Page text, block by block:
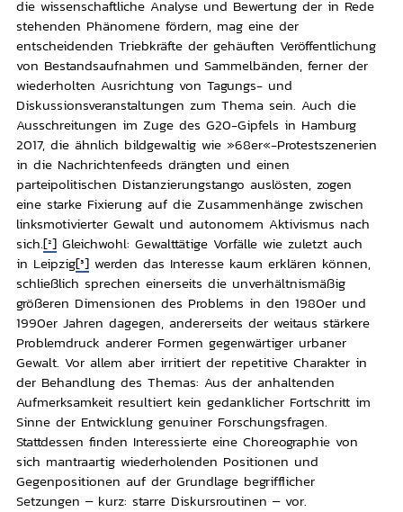
die wissenschaftliche Analyse und Bewertung der in Rede
stehenden Phänomene fördern, mag eine der
entscheidenden Triebkräfte der gehäuften Veröffentlichung
von Bestandsaufnahmen und Sammelbänden, ferner der
wiederholten Ausrichtung von Tagungs- und
Diskussionsveranstaltungen zum Thema sein. Auch die
Ausschreitungen im Zuge des G20-Gipfels in Hamburg
2017, die ähnlich bildgewaltig wie »68er«-Protestszenerien
in die Nachrichtenfeeds drängten und einen
parteipolitischen Distanzierungstango auslösten, zogen
eine starke Fixierung auf die Zusammenhänge zwischen
linksmotivierter Gewalt und autonomem Aktivismus nach
sich.[2]Gleichwohl: Gewalttätige Vorfälle wie zuletzt auch
in Leipzig[3]werden das Interesse kaum erklären können,
schließlich sprechen einerseits die unverhältnismäßig
größeren Dimensionen des Problems in den 1980er und
1990er Jahren dagegen, andererseits der weitaus stärkere
Problemdruck anderer Formen gegenwärtiger urbaner
Gewalt. Vor allem aber irritiert der repetitive Charakter in
der Behandlung des Themas: Aus der anhaltenden
Aufmerksamkeit resultiert kein gedanklicher Fortschritt im
Sinne der Entwicklung genuiner Forschungsfragen.
Stattdessen finden Interessierte eine Choreographie von
sich mantraartig wiederholenden Positionen und
Gegenpositionen auf der Grundlage begrifflicher
Setzungen – kurz: starre Diskursroutinen – vor.